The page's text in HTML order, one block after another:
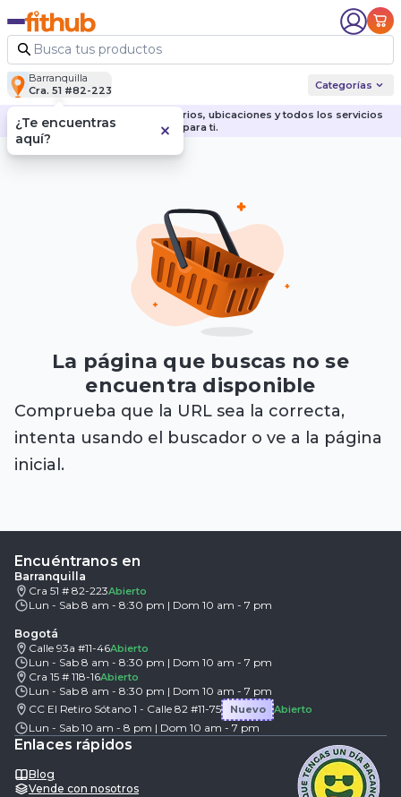
Barranquilla
Cra. 51 #82-223
Categorías
Descubre nuestras sedes, horarios, ubicaciones y todos los servicios
para ti.
La página que buscas no se
encuentra disponible
Comprueba que la URL sea la correcta,
intenta usando el buscador o ve a la página
inicial.
Encuéntranos en
Barranquilla
Cra 51 # 82-223Abierto
Lun - Sab 8 am - 8:30 pm | Dom 10 am - 7 pm
Bogotá
Calle 93a #11-46Abierto
Lun - Sab 8 am - 8:30 pm | Dom 10 am - 7 pm
Cra 15 # 118-16Abierto
Lun - Sab 8 am - 8:30 pm | Dom 10 am - 7 pm
CC El Retiro Sótano 1 - Calle 82 #11-75
Nuevo Abierto
Lun - Sab 10 am - 8 pm | Dom 10 am - 7 pm
Enlaces rápidos
Blog
Vende con nosotros
¿Te encuentras
aquí?